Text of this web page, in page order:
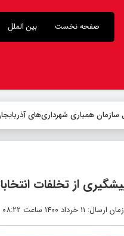
صفحه نخست بین الملل
از تخلفات
خرداد 1400 ساعت 08:22